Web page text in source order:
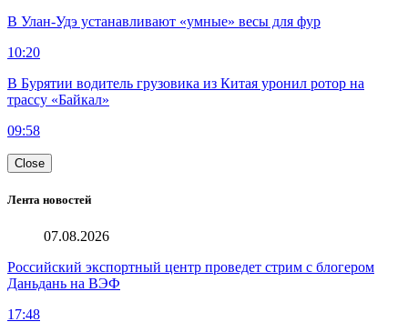
В Улан-Удэ устанавливают «умные» весы для фур
10:20
В Бурятии водитель грузовика из Китая уронил ротор на
трассу «Байкал»
09:58
Close
Лента новостей
07.08.2026
Российский экспортный центр проведет стрим с блогером
Даньдань на ВЭФ
17:48